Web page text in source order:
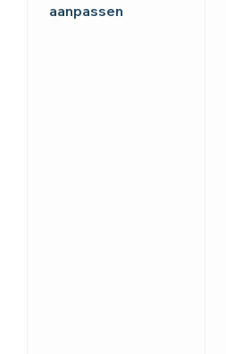
aanpassen